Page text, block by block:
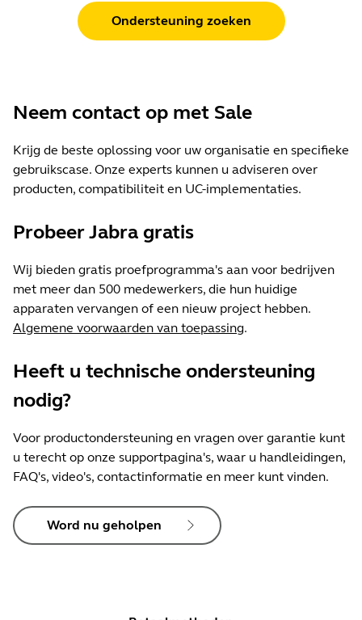
Ondersteuning zoeken
Neem contact op met Sale
Krijg de beste oplossing voor uw organisatie en specifieke
gebruikscase. Onze experts kunnen u adviseren over
producten, compatibiliteit en UC-implementaties.
Probeer Jabra gratis
Wij bieden gratis proefprogramma's aan voor bedrijven
met meer dan 500 medewerkers, die hun huidige
apparaten vervangen of een nieuw project hebben.
Algemene voorwaarden van toepassing.
Heeft u technische ondersteuning
nodig?
Voor productondersteuning en vragen over garantie kunt
u terecht op onze supportpagina's, waar u handleidingen,
FAQ's, video's, contactinformatie en meer kunt vinden.
Word nu geholpen